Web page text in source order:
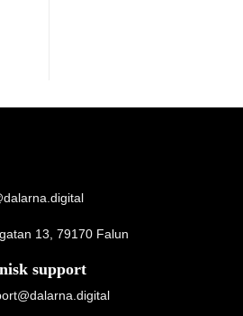
13, 79170 Falun
support